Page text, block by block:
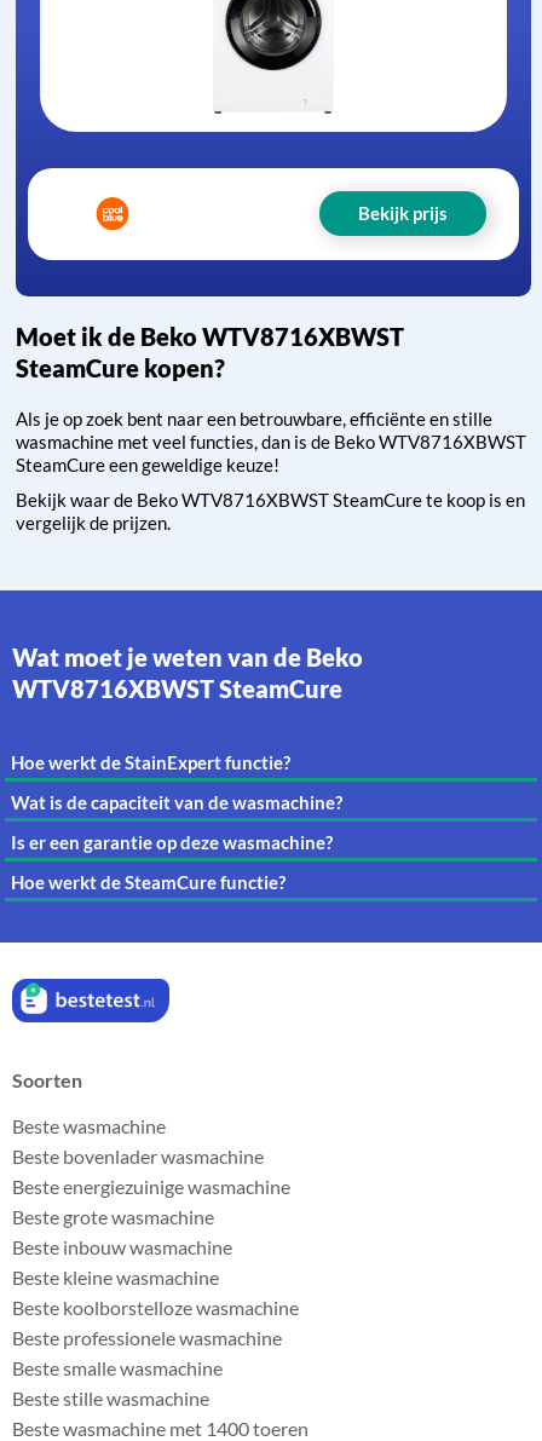
Moet ik de Beko WTV8716XBWST
SteamCure kopen?
Als je op zoek bent naar een betrouwbare, efficiënte en stille
wasmachine met veel functies, dan is de Beko WTV8716XBWST
SteamCure een geweldige keuze!
Bekijk waar de Beko WTV8716XBWST SteamCure te koop is en
vergelijk de prijzen.
Bekijk prijs
Wat moet je weten van de Beko
WTV8716XBWST SteamCure
Hoe werkt de StainExpert functie?
Wat is de capaciteit van de wasmachine?
Is er een garantie op deze wasmachine?
Hoe werkt de SteamCure functie?
Soorten
Beste wasmachine
Beste bovenlader wasmachine
Beste energiezuinige wasmachine
Beste grote wasmachine
Beste inbouw wasmachine
Beste kleine wasmachine
Beste koolborstelloze wasmachine
Beste professionele wasmachine
Beste smalle wasmachine
Beste stille wasmachine
Beste wasmachine met 1400 toeren